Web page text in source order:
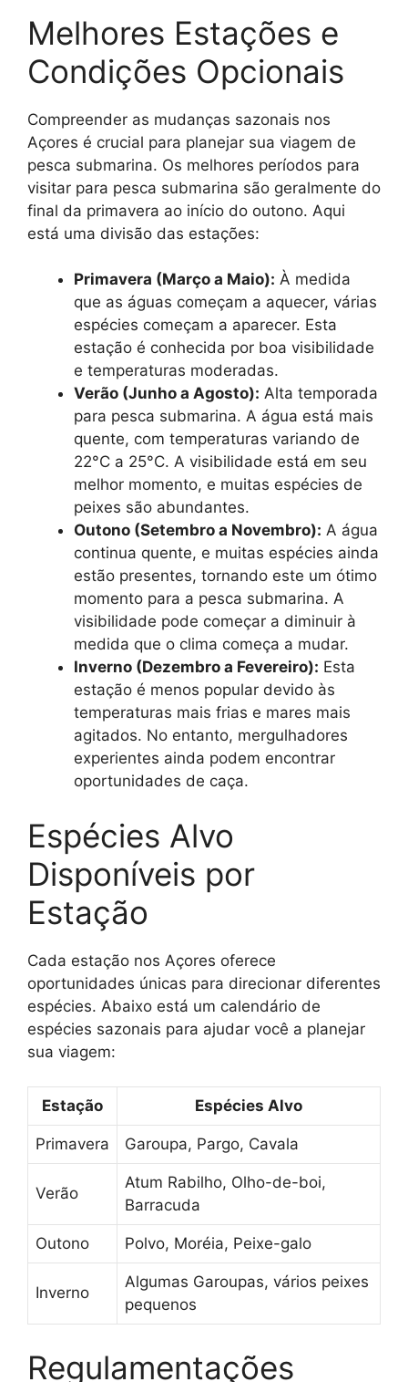
Melhores Estações e
Condições Opcionais
Compreender as mudanças sazonais nos
Açores é crucial para planejar sua viagem de
pesca submarina. Os melhores períodos para
visitar para pesca submarina são geralmente do
final da primavera ao início do outono. Aqui
está uma divisão das estações:
Primavera (Março a Maio): À medida
que as águas começam a aquecer, várias
espécies começam a aparecer. Esta
estação é conhecida por boa visibilidade
e temperaturas moderadas.
Verão (Junho a Agosto): Alta temporada
para pesca submarina. A água está mais
quente, com temperaturas variando de
22°C a 25°C. A visibilidade está em seu
melhor momento, e muitas espécies de
peixes são abundantes.
Outono (Setembro a Novembro): A água
continua quente, e muitas espécies ainda
estão presentes, tornando este um ótimo
momento para a pesca submarina. A
visibilidade pode começar a diminuir à
medida que o clima começa a mudar.
Inverno (Dezembro a Fevereiro): Esta
estação é menos popular devido às
temperaturas mais frias e mares mais
agitados. No entanto, mergulhadores
experientes ainda podem encontrar
oportunidades de caça.
Espécies Alvo
Disponíveis por
Estação
Cada estação nos Açores oferece
oportunidades únicas para direcionar diferentes
espécies. Abaixo está um calendário de
espécies sazonais para ajudar você a planejar
sua viagem:
Estação Espécies Alvo
Primavera Garoupa, Pargo, Cavala
Verão
Atum Rabilho, Olho-de-boi,
Barracuda
Outono Polvo, Moréia, Peixe-galo
Inverno
Algumas Garoupas, vários peixes
pequenos
Regulamentações